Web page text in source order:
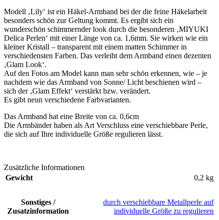
Modell ‚Lily‘ ist ein Häkel-Armband bei der die feine Häkelarbeit
besonders schön zur Geltung kommt. Es ergibt sich ein
wunderschön schimmernder look durch die besonderen ‚MIYUKI
Delica Perlen‘ mit einer Länge von ca. 1,6mm. Sie wirken wie ein
kleiner Kristall – transparent mit einem matten Schimmer in
verschiedensten Farben. Das verleiht dem Armband einen dezenten
‚Glam Look‘.
Auf den Fotos am Model kann man sehr schön erkennen, wie – je
nachdem wie das Armband von Sonne/ Licht beschienen wird –
sich der ‚Glam Effekt‘ verstärkt bzw. verändert.
Es gibt neun verschiedene Farbvarianten.
Das Armband hat eine Breite von ca. 0,6cm
Die Armbänder haben als Art Verschluss eine verschiebbare Perle,
die sich auf Ihre individuelle Größe regulieren lässt.
Zusätzliche Informationen
Gewicht
0,2 kg
Sonstiges /
Zusatzinformation
durch verschiebbare Metallperle auf
individuelle Größe zu regulieren